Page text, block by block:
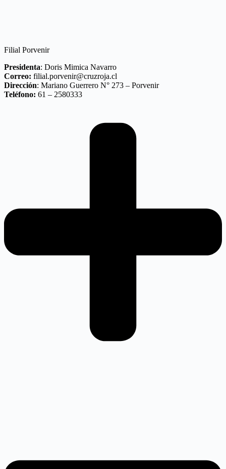
Filial Porvenir
Presidenta: Doris Mimica Navarro
Correo: filial.porvenir@cruzroja.cl
Dirección: Mariano Guerrero N° 273 – Porvenir
Teléfono: 61 – 2580333